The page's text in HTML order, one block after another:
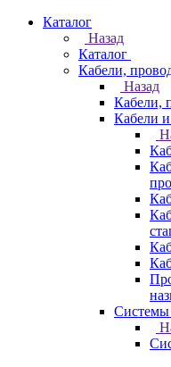
Каталог
Назад
Каталог
Кабели,
Назад
Кабели,
Кабели
Системы